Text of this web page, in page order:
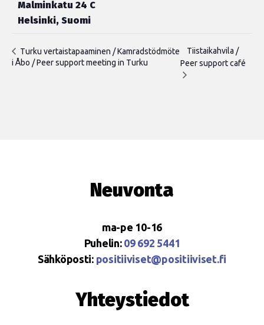
Malminkatu 24 C
Helsinki, Suomi
Turku vertaistapaaminen / Kamradstödmöte
i Åbo / Peer support meeting in Turku
Tiistaikahvila /
Peer support café
Neuvonta
ma-pe 10-16
Puhelin: 09 692 5441
Sähköposti: positiiviset@positiiviset.fi
Yhteystiedot